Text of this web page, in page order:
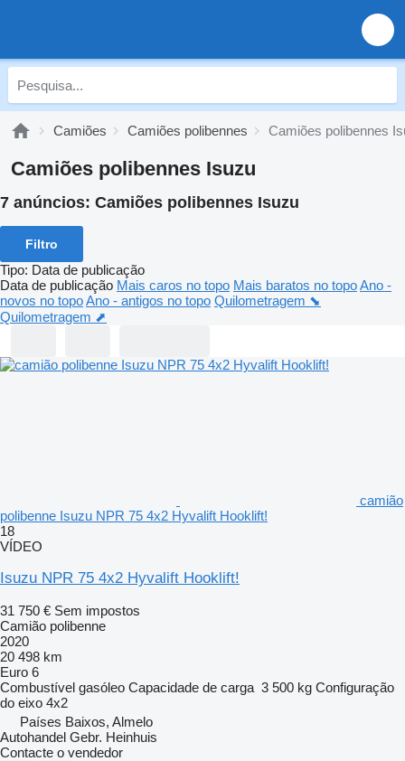
Camiões Camiões polibennes Camiões polibennes
Camiões polibennes Isuzu
7 anúncios: Camiões polibennes Isuzu
Filtro
Tipo: Data de publicação
Data de publicação Mais caros no topo Mais baratos no topoAno -
novos no topoAno - antigos no topo Quilometragem ⬊
Quilometragem ⬈
camião
polibenne Isuzu NPR 75 4x2 Hyvalift Hooklift!
18
VÍDEO
Isuzu NPR 75 4x2 Hyvalift Hooklift!
31 750 € Sem impostos
Camião polibenne
2020
20 498 km
Euro 6
Combustível gasóleo Capacidade de carga 3 500 kg Configuração
do eixo 4x2
Países Baixos, Almelo
Autohandel Gebr. Heinhuis
Contacte o vendedor